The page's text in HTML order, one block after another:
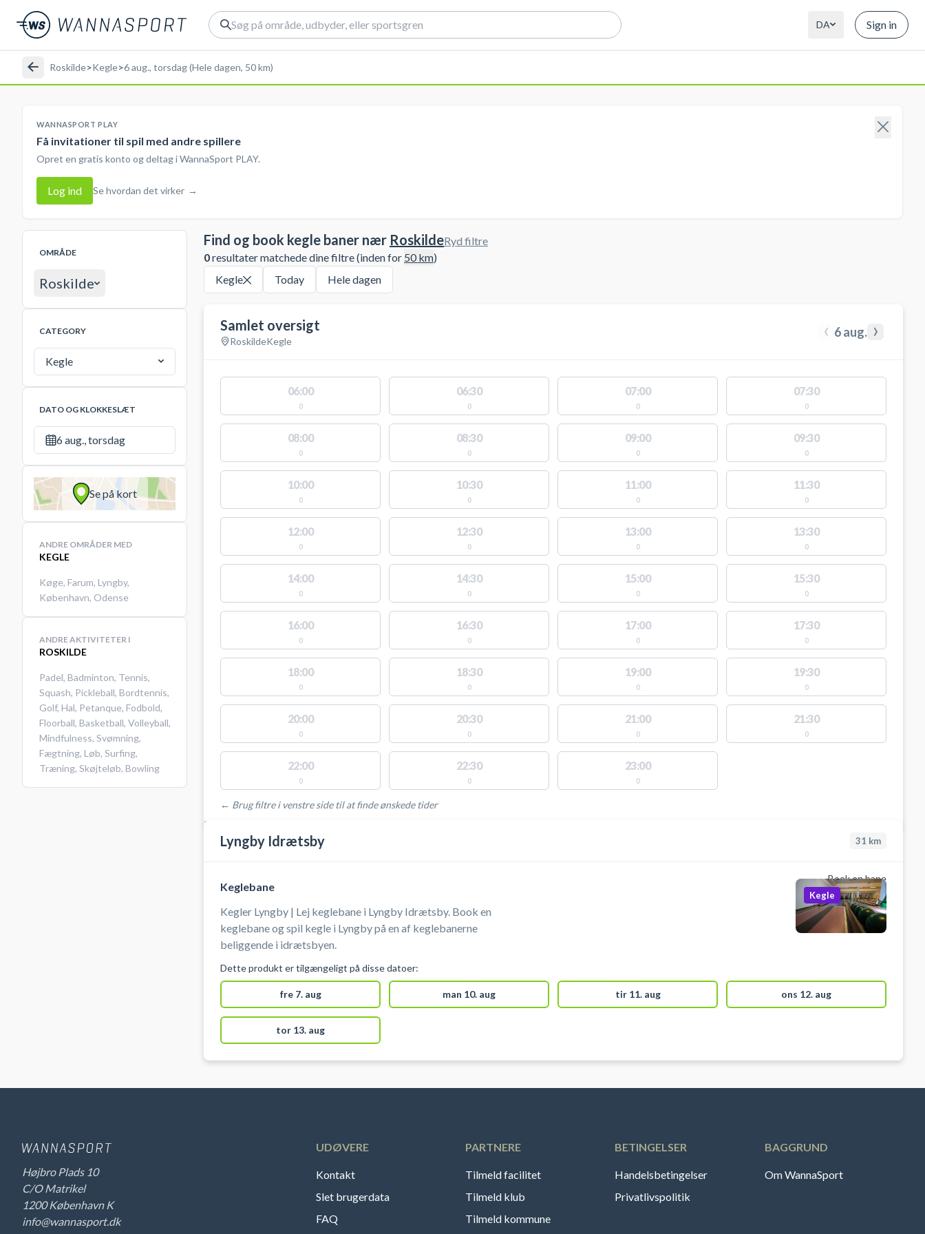
DA Sign in
Roskilde>Kegle>6 aug., torsdag (Hele dagen, 50 km)
WANNASPORT PLAY
Få invitationer til spil med andre spillere
Opret en gratis konto og deltag i WannaSport PLAY.
Log ind Se hvordan det virker →
OMRÅDE
Roskilde
CATEGORY
Kegle
DATO OG KLOKKESLÆT
6 aug., torsdag
Se på kort
ANDRE OMRÅDER MED
KEGLE
Køge, Farum, Lyngby,
København, Odense
ANDRE AKTIVITETER I
ROSKILDE
Padel, Badminton, Tennis,
Squash, Pickleball, Bordtennis,
Golf, Hal, Petanque, Fodbold,
Floorball, Basketball, Volleyball,
Mindfulness, Svømning,
Fægtning, Løb, Surfing,
Træning, Skøjteløb, Bowling
Find og book kegle baner nær Roskilde
0resultater matchede dine filtre (inden for 50km)
Ryd filtre
Kegle Today Hele dagen
Samlet oversigt
RoskildeKegle ‹ 6 aug. ›
06:00
0
06:30
0
07:00
0
07:30
0
08:00
0
08:30
0
09:00
0
09:30
0
10:00
0
10:30
0
11:00
0
11:30
0
12:00
0
12:30
0
13:00
0
13:30
0
14:00
0
14:30
0
15:00
0
15:30
0
16:00
0
16:30
0
17:00
0
17:30
0
18:00
0
18:30
0
19:00
0
19:30
0
20:00
0
20:30
0
21:00
0
21:30
0
22:00
0
22:30
0
23:00
0
← Brug filtre i venstre side til at finde ønskede tider
STEDER MED LEDIGE AKTIVITETER
Lyngby Idrætsby 31 km
Book en bane
Keglebane
Kegler Lyngby | Lej keglebane i Lyngby Idrætsby. Book en
keglebane og spil kegle i Lyngby på en af keglebanerne
beliggende i idrætsbyen.
Kegle
Dette produkt er tilgængeligt på disse datoer:
fre 7. aug man 10. aug tir 11. aug ons 12. aug
tor 13. aug
Højbro Plads 10
C/O Matrikel
1200 København K
info@wannasport.dk
UDØVERE
Kontakt
Slet brugerdata
FAQ
PARTNERE
Tilmeld facilitet
Tilmeld klub
Tilmeld kommune
BETINGELSER
Handelsbetingelser
Privatlivspolitik
BAGGRUND
Om WannaSport